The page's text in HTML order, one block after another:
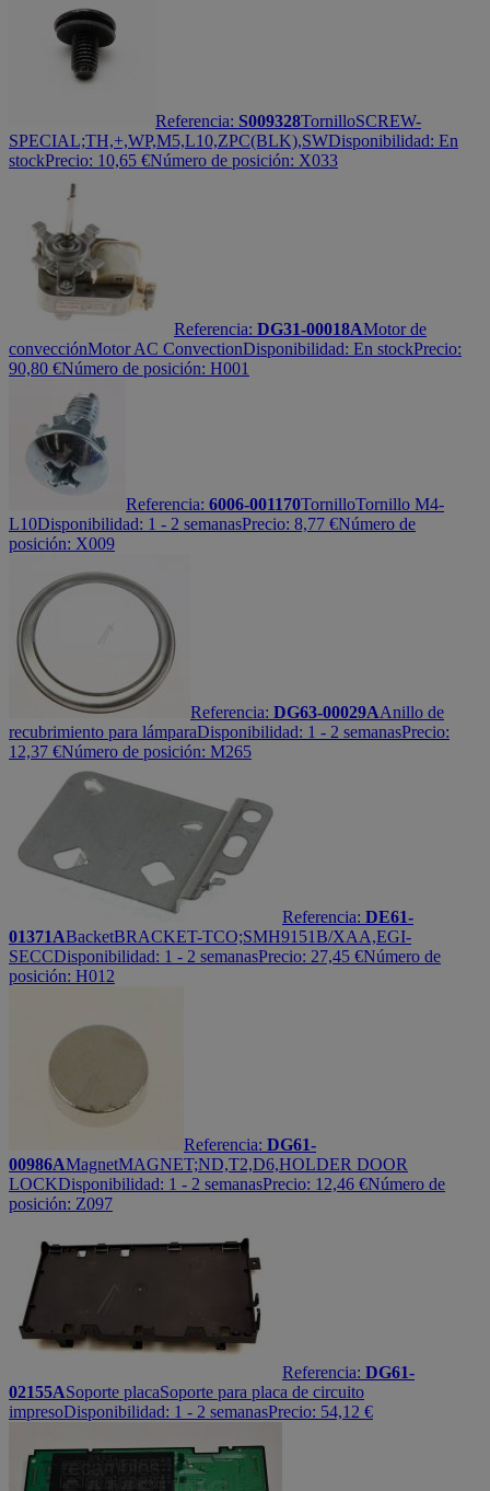
Referencia: S009328TornilloSCREW-
SPECIAL;TH,+,WP,M5,L10,ZPC(BLK),SWDisponibilidad: En
stockPrecio: 10,65 €Número de posición: X033
Referencia: DG31-00018AMotor de
convecciónMotor AC ConvectionDisponibilidad: En stockPrecio:
90,80 €Número de posición: H001
Referencia: 6006-001170TornilloTornillo M4-
L10Disponibilidad: 1 - 2 semanasPrecio: 8,77 €Número de
posición: X009
Referencia: DG63-00029AAnillo de
recubrimiento para lámparaDisponibilidad: 1 - 2 semanasPrecio:
12,37 €Número de posición: M265
Referencia: DE61-
01371ABacketBRACKET-TCO;SMH9151B/XAA,EGI-
SECCDisponibilidad: 1 - 2 semanasPrecio: 27,45 €Número de
posición: H012
Referencia: DG61-
00986AMagnetMAGNET;ND,T2,D6,HOLDER DOOR
LOCKDisponibilidad: 1 - 2 semanasPrecio: 12,46 €Número de
posición: Z097
Referencia: DG61-
02155ASoporte placaSoporte para placa de circuito
impresoDisponibilidad: 1 - 2 semanasPrecio: 54,12 €